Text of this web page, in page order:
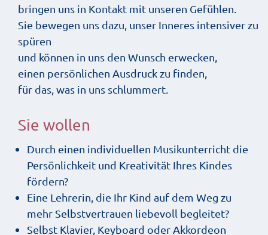
bringen uns in Kontakt mit unseren Gefühlen.
Sie bewegen uns dazu, unser Inneres intensiver zu
spüren
und können in uns den Wunsch erwecken,
einen persönlichen Ausdruck zu finden,
für das, was in uns schlummert.
Sie wollen
Durch einen individuellen Musikunterricht die
Persönlichkeit und Kreativität Ihres Kindes
fördern?
Eine Lehrerin, die Ihr Kind auf dem Weg zu
mehr Selbstvertrauen liebevoll begleitet?
Selbst Klavier, Keyboard oder Akkordeon